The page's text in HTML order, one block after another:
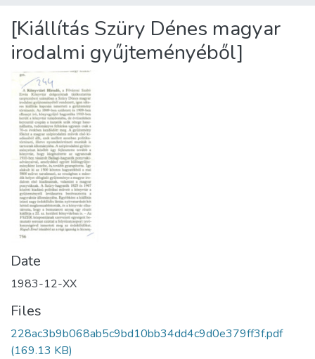
About us
[Kiállítás Szüry Dénes magyar
irodalmi gyűjteményéből]
Date
1983-12-XX
Files
228ac3b9b068ab5c9bd10bb34dd4c9d0e379ff3f.pdf
(169.13 KB)